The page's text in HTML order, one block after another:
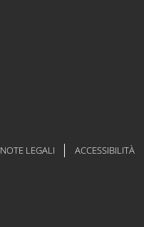
NOTE LEGALI ACCESSIBILITÀ